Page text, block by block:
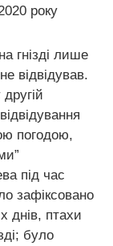
року
гнізді лише
відвідував.
погодою,
під час
зафіксовано
днів, птахи
було